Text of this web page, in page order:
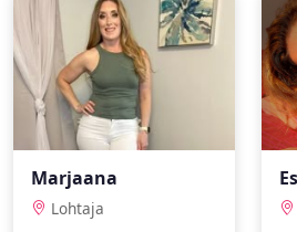
Marjaana
Lohtaja